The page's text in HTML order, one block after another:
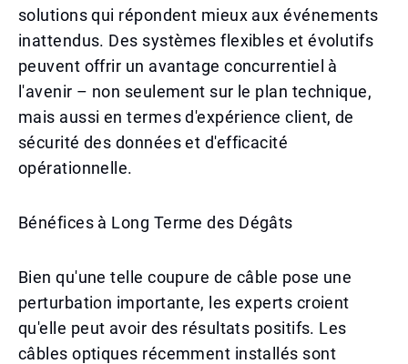
solutions qui répondent mieux aux événements
inattendus. Des systèmes flexibles et évolutifs
peuvent offrir un avantage concurrentiel à
l'avenir – non seulement sur le plan technique,
mais aussi en termes d'expérience client, de
sécurité des données et d'efficacité
opérationnelle.
Bénéfices à Long Terme des Dégâts
Bien qu'une telle coupure de câble pose une
perturbation importante, les experts croient
qu'elle peut avoir des résultats positifs. Les
câbles optiques récemment installés sont